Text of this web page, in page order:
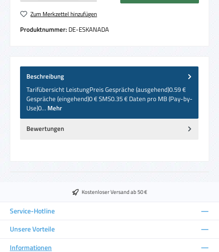
Zum Merkzettel hinzufügen
Produktnummer: DE-ESKANADA
Beschreibung
Tarifübersicht LeistungPreis Gespräche (ausgehend)0.59 €
Gespräche (eingehend)0 € SMS0.35 € Daten pro MB (Pay-by-
Use)0… Mehr
Bewertungen
Kostenloser Versand ab 50 €
Service-Hotline
Unsere Vorteile
Informationen